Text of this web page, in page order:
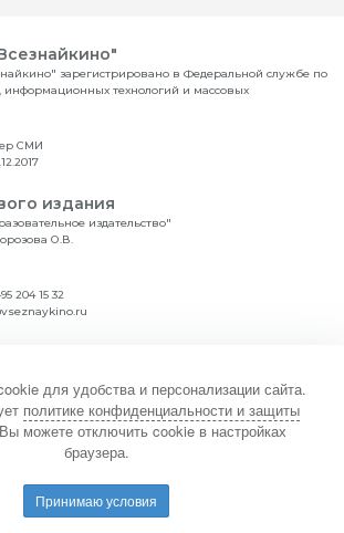
зарегистрировано в Федеральной службе по
информационных технологий и массовых
СМИ
издания
издательство"
О.В.
204 15 32
Положение
Итоги
и защиты информации
персональных данных
для удобства и персонализации сайта.
политике конфиденциальности и защиты
можете отключить cookie в настройках
браузера.
Принимаю условия